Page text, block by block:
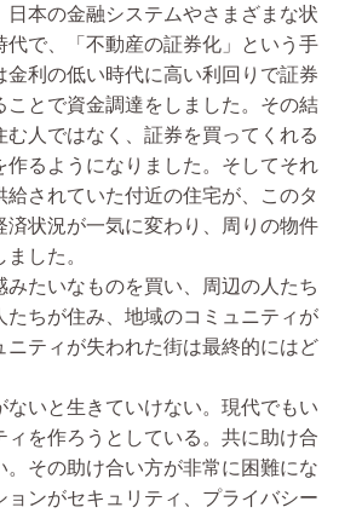
日本の金融システムやさまざまな状
代で、「不動産の証券化」という手
金利の低い時代に高い利回りで証券
ことで資金調達をしました。その結
人ではなく、証券を買ってくれる
作るようになりました。そしてそれ
給されていた付近の住宅が、このタ
済状況が一気に変わり、周りの物件
した。
みたいなものを買い、周辺の人たち
たちが住み、地域のコミュニティが
ニティが失われた街は最終的にはど
ないと生きていけない。現代でもい
ィを作ろうとしている。共に助け合
。その助け合い方が非常に困難にな
ョンがセキュリティ、プライバシー